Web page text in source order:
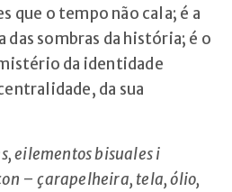
que o tempo não cala; é a
das sombras da história; é o
da identidade
da sua
eilementos bisuales i
– çarapelheira, tela, ólio,